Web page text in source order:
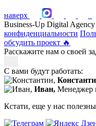
наверх
Business-Up Digital
конфиденциальности
обсудить проект 🔥
Расскажите нам о своей
С вами будут работать:
Иван, Менеджер
Кстати, еще у нас